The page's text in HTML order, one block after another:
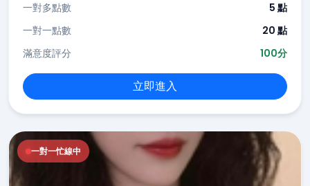
一對多點數
5 點
一對一點數
20 點
滿意度評分
100分
立即進入
一對一忙線中